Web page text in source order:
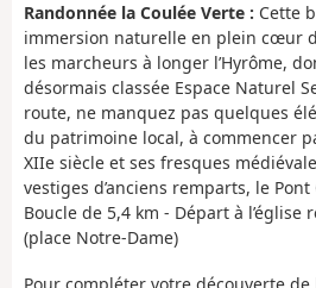
Randonnée la Coulée Verte : Cette
immersion naturelle en plein cœur
les marcheurs à longer l’Hyrôme,
désormais classée Espace Naturel
route, ne manquez pas quelques
du patrimoine local, à commencer
XIIe siècle et ses fresques
vestiges d’anciens remparts, le
Boucle de 5,4 km - Départ à l’église
(place Notre-Dame)